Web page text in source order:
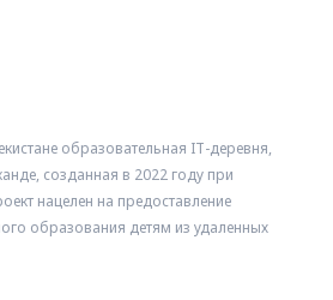
образовательная IT-деревня,
созданная в 2022 году при
нацелен на предоставление
образования детям из удаленных